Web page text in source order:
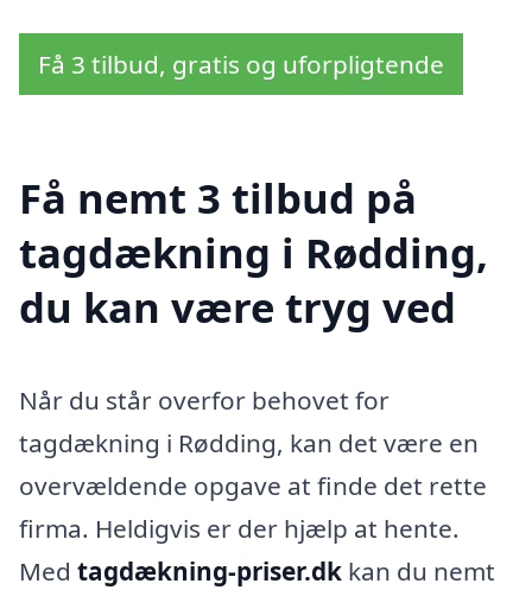
Få 3 tilbud, gratis og uforpligtende
Få nemt 3 tilbud på
tagdækning i Rødding,
du kan være tryg ved
Når du står overfor behovet for
tagdækning i Rødding, kan det være en
overvældende opgave at finde det rette
firma. Heldigvis er der hjælp at hente.
Med tagdækning-priser.dk kan du nemt